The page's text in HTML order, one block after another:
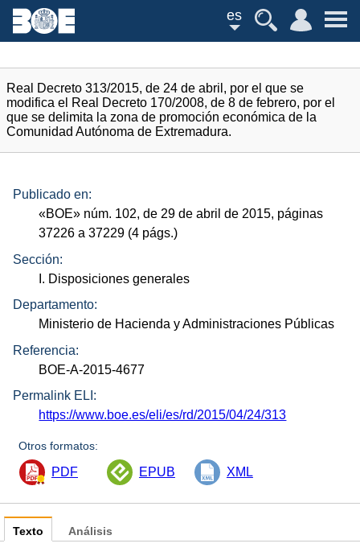
es
Real Decreto 313/2015, de 24 de abril, por el que se
modifica el Real Decreto 170/2008, de 8 de febrero, por el
que se delimita la zona de promoción económica de la
Comunidad Autónoma de Extremadura.
Publicado en:
«BOE» núm. 102, de 29 de abril de 2015, páginas
37226 a 37229 (4 págs.)
Sección:
I. Disposiciones generales
Departamento:
Ministerio de Hacienda y Administraciones Públicas
Referencia:
BOE-A-2015-4677
Permalink ELI:
https://www.boe.es/eli/es/rd/2015/04/24/313
Otros formatos:
PDF EPUB XML
Texto Análisis